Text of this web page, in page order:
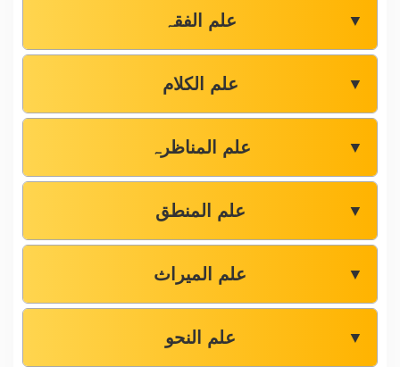
علم الفقہ ▼
علم الکلام ▼
علم المناظرہ ▼
علم المنطق ▼
علم المیراث ▼
علم النحو ▼